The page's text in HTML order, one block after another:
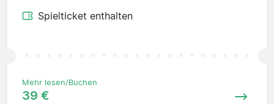
Spielticket enthalten
Mehr lesen/Buchen
39 €